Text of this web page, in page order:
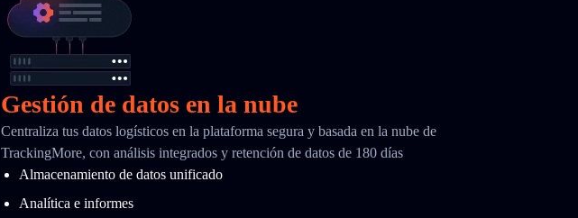
Gestión de datos en la nube
Centraliza tus datos logísticos en la plataforma segura y basada en la nube de
TrackingMore, con análisis integrados y retención de datos de 180 días
Almacenamiento de datos unificado
Analítica e informes